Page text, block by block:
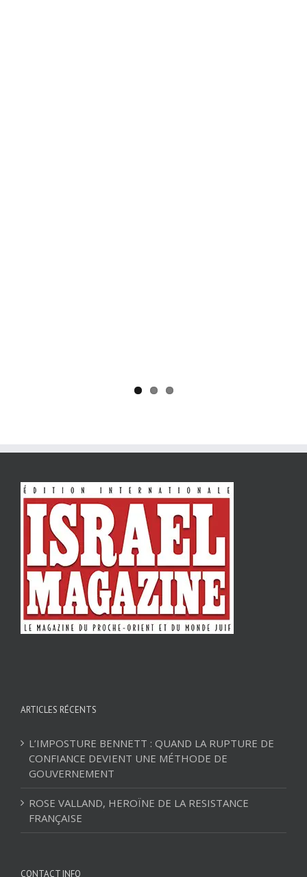
ARTICLES RÉCENTS
L’IMPOSTURE BENNETT : QUAND LA RUPTURE DE
CONFIANCE DEVIENT UNE MÉTHODE DE
GOUVERNEMENT
ROSE VALLAND, HEROÏNE DE LA RESISTANCE
FRANÇAISE
CONTACT INFO